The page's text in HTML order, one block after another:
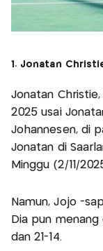
1. Jonatan
Jonatan
2025 usai
Johannesen, di
Jonatan di
Minggu (2/11/
Namun, Jojo -
Dia pun menang
dan 21-14.